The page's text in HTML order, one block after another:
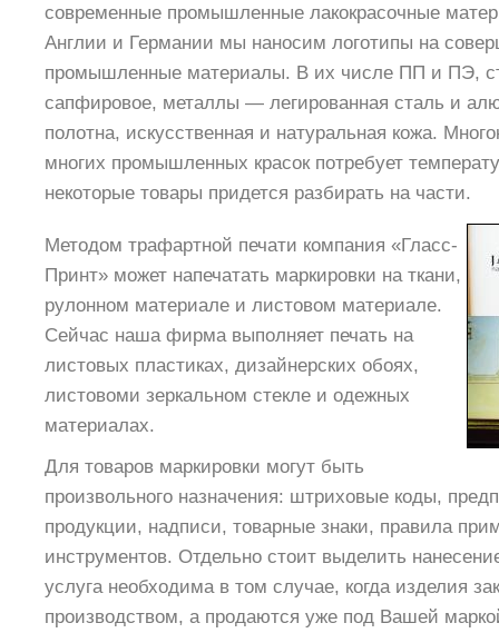
современные промышленные лакокрасочные
Англии и Германии мы наносим логотипы на
промышленные материалы. В их числе ПП и ПЭ,
сапфировое, металлы — легированная сталь и
полотна, искусственная и натуральная кожа.
многих промышленных красок потребует
некоторые товары придется разбирать на части.
Методом трафартной печати компания «Гласс-
Принт» может напечатать маркировки на ткани,
рулонном материале и листовом материале.
Сейчас наша фирма выполняет печать на
листовых пластиках, дизайнерских обоях,
листовоми зеркальном стекле и одежных
материалах.
Для товаров маркировки могут быть
произвольного назначения: штриховые коды,
продукции, надписи, товарные знаки, правила
инструментов. Отдельно стоит выделить
услуга необходима в том случае, когда изделия
производством, а продаются уже под Вашей